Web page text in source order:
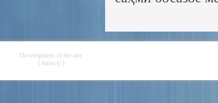
Development of the site
[ Amin tj ]